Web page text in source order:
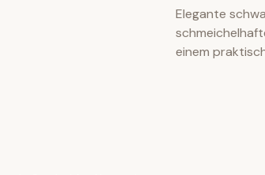
Elegante
einem